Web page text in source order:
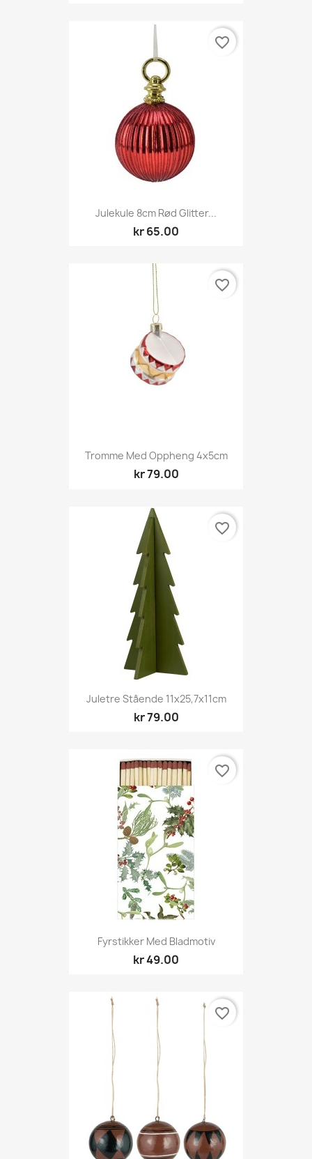
Julekule 8cm Rød Glitter...
kr 65.00
favorite_border
Tromme Med Oppheng 4x5cm
kr 79.00
favorite_border
Juletre Stående 11x25,7x11cm
kr 79.00
favorite_border
Fyrstikker Med Bladmotiv
kr 49.00
favorite_border
favorite_border